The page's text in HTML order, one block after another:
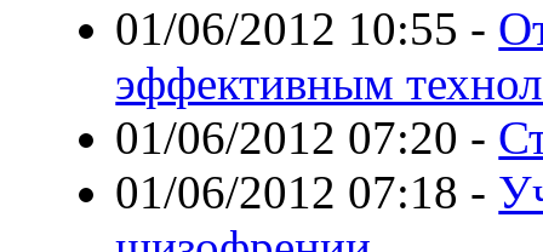
01/06/2012 10:55 -
эффективным
01/06/2012 07:20 -
01/06/2012 07:18 -